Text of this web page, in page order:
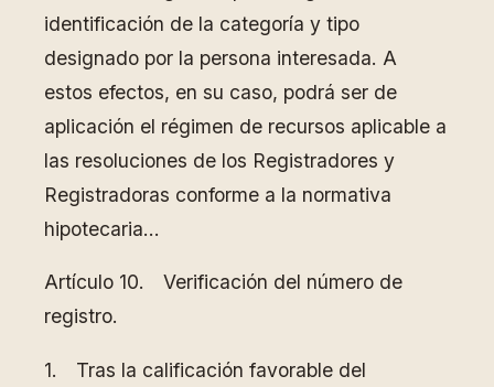
identificación de la categoría y tipo
designado por la persona interesada. A
estos efectos, en su caso, podrá ser de
aplicación el régimen de recursos aplicable a
las resoluciones de los Registradores y
Registradoras conforme a la normativa
hipotecaria…
Artículo 10. Verificación del número de
registro.
1. Tras la calificación favorable del